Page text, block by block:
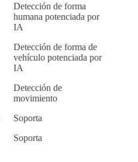
Detección de forma
humana potenciada por
IA
Detección de forma de
vehículo potenciada por
IA
Detección de
movimiento
Soporta
Soporta